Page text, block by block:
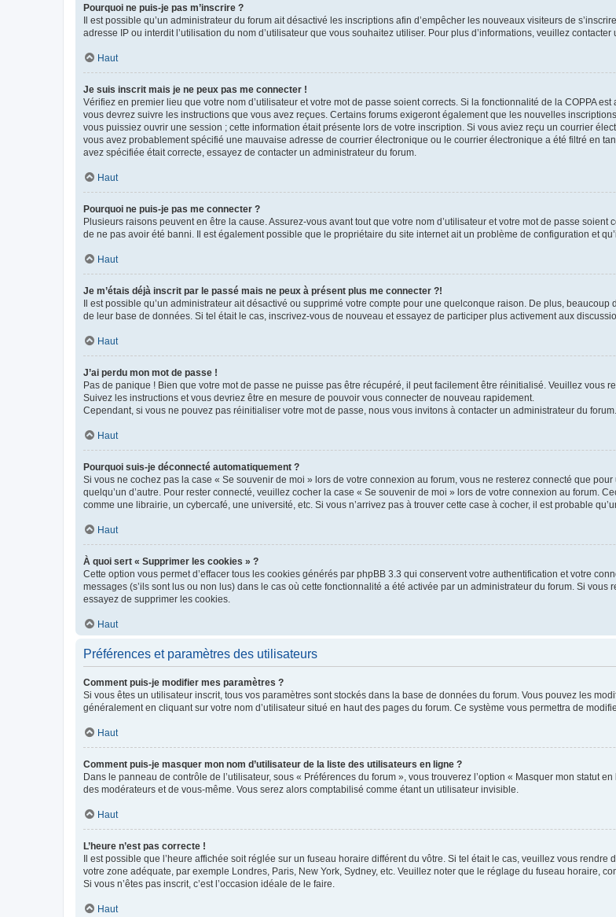
Pourquoi ne puis-je pas m’inscrire ?
Il est possible qu’un administrateur du forum ait désactivé les inscriptions afin d’empêcher les nouveaux visiteurs de
adresse IP ou interdit l’utilisation du nom d’utilisateur que vous souhaitez utiliser. Pour plus d’informations, veuillez contacter
Haut
Je suis inscrit mais je ne peux pas me connecter !
Vérifiez en premier lieu que votre nom d’utilisateur et votre mot de passe soient corrects. Si la fonctionnalité de la COPPA
vous devrez suivre les instructions que vous avez reçues. Certains forums exigeront également que les nouvelles
vous puissiez ouvrir une session ; cette information était présente lors de votre inscription. Si vous aviez reçu un courrier
vous avez probablement spécifié une mauvaise adresse de courrier électronique ou le courrier électronique a été filtré en
avez spécifiée était correcte, essayez de contacter un administrateur du forum.
Haut
Pourquoi ne puis-je pas me connecter ?
Plusieurs raisons peuvent en être la cause. Assurez-vous avant tout que votre nom d’utilisateur et votre mot de passe
de ne pas avoir été banni. Il est également possible que le propriétaire du site internet ait un problème de configuration et
Haut
Je m’étais déjà inscrit par le passé mais ne peux à présent plus me connecter ?!
Il est possible qu’un administrateur ait désactivé ou supprimé votre compte pour une quelconque raison. De plus,
de leur base de données. Si tel était le cas, inscrivez-vous de nouveau et essayez de participer plus activement aux
Haut
J’ai perdu mon mot de passe !
Pas de panique ! Bien que votre mot de passe ne puisse pas être récupéré, il peut facilement être réinitialisé. Veuillez vous
Suivez les instructions et vous devriez être en mesure de pouvoir vous connecter de nouveau rapidement.
Cependant, si vous ne pouvez pas réinitialiser votre mot de passe, nous vous invitons à contacter un administrateur du forum.
Haut
Pourquoi suis-je déconnecté automatiquement ?
Si vous ne cochez pas la case « Se souvenir de moi » lors de votre connexion au forum, vous ne resterez connecté que
quelqu’un d’autre. Pour rester connecté, veuillez cocher la case « Se souvenir de moi » lors de votre connexion au forum.
comme une librairie, un cybercafé, une université, etc. Si vous n’arrivez pas à trouver cette case à cocher, il est probable
Haut
À quoi sert « Supprimer les cookies » ?
Cette option vous permet d’effacer tous les cookies générés par phpBB 3.3 qui conservent votre authentification et votre
messages (s’ils sont lus ou non lus) dans le cas où cette fonctionnalité a été activée par un administrateur du forum. Si
essayez de supprimer les cookies.
Haut
Préférences et paramètres des utilisateurs
Comment puis-je modifier mes paramètres ?
Si vous êtes un utilisateur inscrit, tous vos paramètres sont stockés dans la base de données du forum. Vous pouvez les
généralement en cliquant sur votre nom d’utilisateur situé en haut des pages du forum. Ce système vous permettra de
Haut
Comment puis-je masquer mon nom d’utilisateur de la liste des utilisateurs en ligne ?
Dans le panneau de contrôle de l’utilisateur, sous « Préférences du forum », vous trouverez l’option « Masquer mon statut
des modérateurs et de vous-même. Vous serez alors comptabilisé comme étant un utilisateur invisible.
Haut
L’heure n’est pas correcte !
Il est possible que l’heure affichée soit réglée sur un fuseau horaire différent du vôtre. Si tel était le cas, veuillez vous
votre zone adéquate, par exemple Londres, Paris, New York, Sydney, etc. Veuillez noter que le réglage du fuseau horaire,
Si vous n’êtes pas inscrit, c’est l’occasion idéale de le faire.
Haut